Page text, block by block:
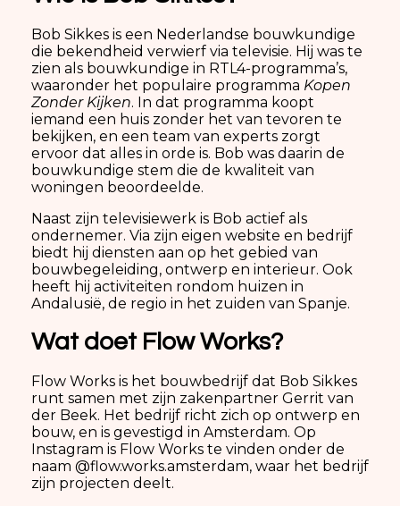
Bob Sikkes is een Nederlandse bouwkundige
die bekendheid verwierf via televisie. Hij was te
zien als bouwkundige in RTL4-programma’s,
waaronder het populaire programma Kopen
Zonder Kijken. In dat programma koopt
iemand een huis zonder het van tevoren te
bekijken, en een team van experts zorgt
ervoor dat alles in orde is. Bob was daarin de
bouwkundige stem die de kwaliteit van
woningen beoordeelde.
Naast zijn televisiewerk is Bob actief als
ondernemer. Via zijn eigen website en bedrijf
biedt hij diensten aan op het gebied van
bouwbegeleiding, ontwerp en interieur. Ook
heeft hij activiteiten rondom huizen in
Andalusië, de regio in het zuiden van Spanje.
Wat doet Flow Works?
Flow Works is het bouwbedrijf dat Bob Sikkes
runt samen met zijn zakenpartner Gerrit van
der Beek. Het bedrijf richt zich op ontwerp en
bouw, en is gevestigd in Amsterdam. Op
Instagram is Flow Works te vinden onder de
naam @flow.works.amsterdam, waar het bedrijf
zijn projecten deelt.